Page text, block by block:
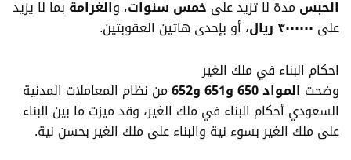
الحبسمدة لا تزيد على خمس سنوات، والغرامة بما لا يزيد
على ٣٠٠٠٠٠٠ ريال
، أو بإحدى هاتين العقوبتين.
احكام البناء في ملك الغير
وضحت المواد 650 و651 و652
من نظام المعاملات المدنية
السعودي أحكام البناء في ملك الغير، وقد ميزت ما بين البناء
على ملك الغير بسوء نية والبناء على ملك الغير بحسن نية.